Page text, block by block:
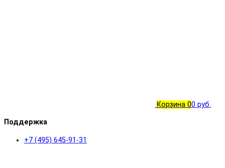
Корзина 00 руб.
Поддержка
+7 (495) 645-91-31